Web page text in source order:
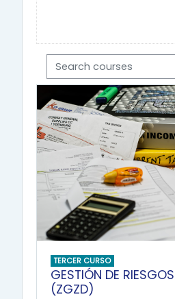
Search courses
TERCER CURSO
GESTIÓN DE
(ZGZD)